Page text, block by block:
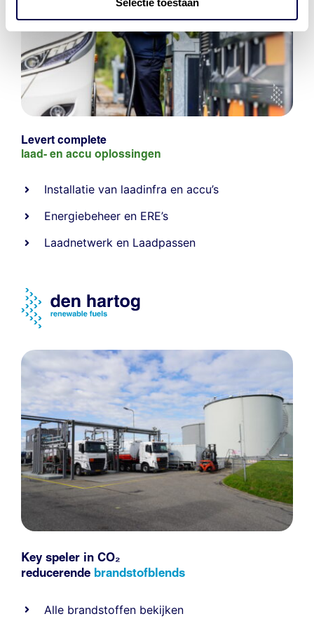
Selectie toestaan
Levert complete
laad- en accu oplossingen
Installatie van laadinfra en accu’s
Energiebeheer en ERE’s
Laadnetwerk en Laadpassen
Key speler in CO₂
reducerende brandstofblends
Alle brandstoffen bekijken